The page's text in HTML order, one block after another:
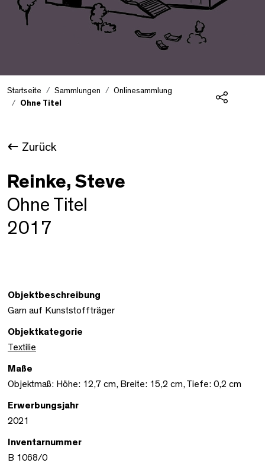
Startseite Sammlungen
Onlinesammlung
Ohne Titel
Zurück
Reinke, Steve
Ohne Titel
2017
Objektbeschreibung
Garn auf Kunststoffträger
Objektkategorie
Textilie
Maße
Objektmaß: Höhe: 12,7 cm, Breite: 15,2 cm, Tiefe: 0,2 cm
Erwerbungsjahr
2021
Inventarnummer
B 1068/0